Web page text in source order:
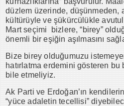
düzlem üzerinde, düşünmeden,
kültürüyle ve şükürcülükle
Mart seçimi bizlere, “birey”
önemli bir eşiğin aşılmasını
Bize birey olduğumuzu
hatırlatma erdemini gösteren bu
bile etmeliyiz.
Ak Parti ve Erdoğan’ın
“yüce adaletin tecellisi”